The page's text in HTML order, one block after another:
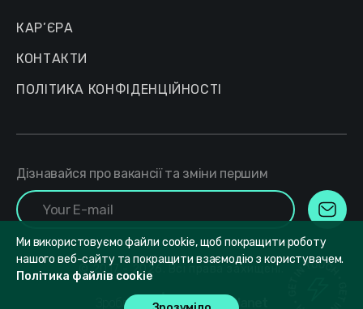
КАР’ЄРА
КОНТАКТИ
ПОЛІТИКА КОНФІДЕНЦІЙНОСТІ
Дізнавайся про вакансії та зміни першим
© 2017 - 2026. Всі права захищені.
Зроблено в DesignPlanet
Ми використовуємо файли cookie, щоб покращити роботу
нашого веб-сайту та покращити взаємодію з користувачем.
Політика файлів cookie